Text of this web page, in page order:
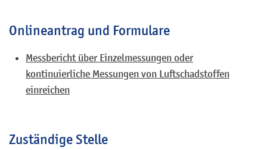
Onlineantrag und Formulare
Messbericht über Einzelmessungen oder
kontinuierliche Messungen von Luftschadstoffen
einreichen
Zuständige Stelle